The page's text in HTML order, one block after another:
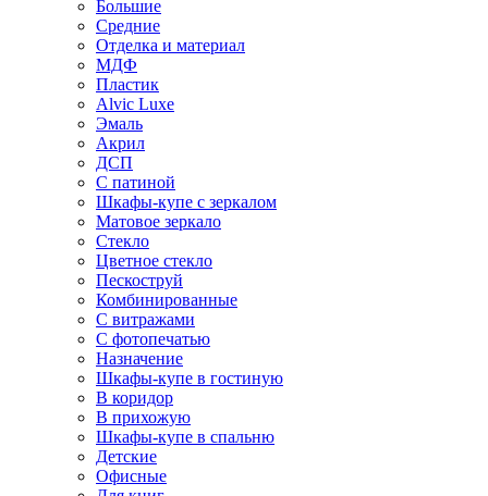
Большие
Средние
Отделка и материал
МДФ
Пластик
Alvic Luxe
Эмаль
Акрил
ДСП
С патиной
Шкафы-купе с зеркалом
Матовое зеркало
Стекло
Цветное стекло
Пескоструй
Комбинированные
С витражами
С фотопечатью
Назначение
Шкафы-купе в гостиную
В коридор
В прихожую
Шкафы-купе в спальню
Детские
Офисные